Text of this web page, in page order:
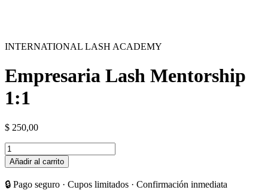
INTERNATIONAL LASH ACADEMY
Empresaria Lash Mentorship
1:1
$ 250,00
Empresaria
Lash
Mentorship
1:1
cantidad
Añadir al carrito
🔒 Pago seguro · Cupos limitados · Confirmación inmediata